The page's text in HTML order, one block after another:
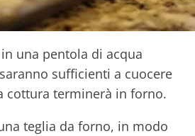
in una pentola di acqua
saranno sufficienti a cuocere
cottura terminerà in forno.
teglia da forno, in modo